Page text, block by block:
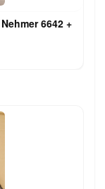
6642 +